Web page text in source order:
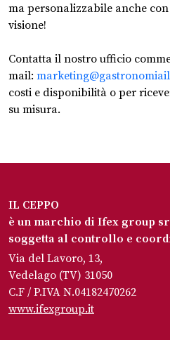
ma personalizzabile anche con
visione!
Contatta il nostro ufficio
mail:
costi e disponibilità o per
su misura.
IL CEPPO
è un marchio di Ifex group
soggetta al controllo e
Via del Lavoro, 13,
Vedelago (TV) 31050
C.F / P.IVA N.04182470262
www.ifexgroup.it